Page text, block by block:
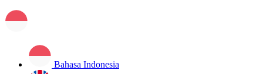
Bahasa Indonesia